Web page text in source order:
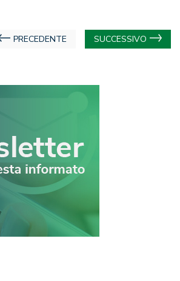
PRECEDENTE SUCCESSIVO